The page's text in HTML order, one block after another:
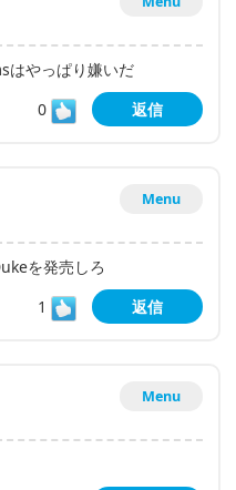
はやっぱり嫌いだ
0
返信
Menu
を発売しろ
1
返信
Menu